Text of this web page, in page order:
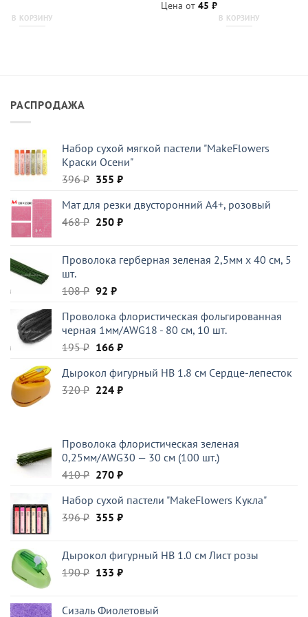
В КОРЗИНУ
Цена от 45 ₽
В КОРЗИНУ
РАСПРОДАЖА
Набор сухой мягкой пастели "MakeFlowers
Краски Осени"
396₽ Первоначальная
составляла
396 ₽.
355 ₽Текущая
355 ₽.
Мат для резки двусторонний А4+, розовый
468₽ Первоначальная
468 ₽.
250 ₽Текущая
Проволока герберная зеленая 2,5мм x 40 см, 5
шт.
108₽ Первоначальная
составляла
108 ₽.
92 ₽Текущая
92 ₽.
Проволока флористическая фольгированная
черная 1мм/AWG18 - 80 см, 10 шт.
195₽ Первоначальная
составляла
195 ₽.
166 ₽Текущая
166 ₽.
Дырокол фигурный HB 1.8 см Cердце-лепесток
320₽ Первоначальная
224 ₽Текущая
Проволока флористическая зеленая
0,25мм/AWG30 — 30 см (100 шт.)
410₽ Первоначальная
составляла
410 ₽.
270 ₽Текущая
270 ₽.
Набор сухой пастели "MakeFlowers Кукла"
396₽ Первоначальная
396 ₽.
355 ₽Текущая
Дырокол фигурный HB 1.0 см Лист розы
190₽ Первоначальная
133 ₽Текущая
Сизаль Фиолетовый